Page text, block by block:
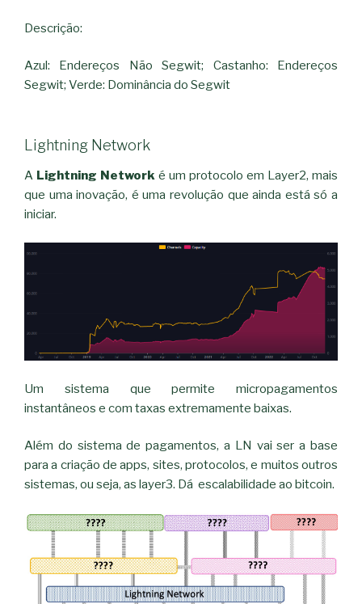
Descrição:
Azul: Endereços Não Segwit; Castanho: Endereços
Segwit; Verde: Dominância do Segwit
Lightning Network
A Lightning Network é um protocolo em Layer2, mais
que uma inovação, é uma revolução que ainda está só a
iniciar.
Um sistema que permite micropagamentos
instantâneos e com taxas extremamente baixas.
Além do sistema de pagamentos, a LN vai ser a base
para a criação de apps, sites, protocolos, e muitos outros
sistemas, ou seja, as layer3. Dá escalabilidade ao bitcoin.